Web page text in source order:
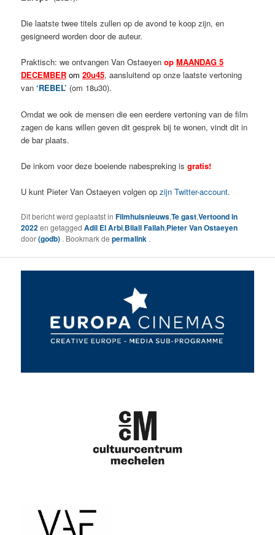
Die laatste twee titels zullen op de avond te koop zijn, en
gesigneerd worden door de auteur.
Praktisch: we ontvangen Van OstaeyenopMAANDAG 5
DECEMBER om 20u45, aansluitend op onze laatste vertoning
van‘REBEL’ (om 18u30).
Omdat we ook de mensen die een eerdere vertoning van de film
zagen de kans willen geven dit gesprek bij te wonen, vindt dit in
de bar plaats.
De inkom voor deze boeiende nabespreking isgratis!
U kunt Pieter Van Ostaeyen volgen opzijn Twitter-account.
Dit bericht werd geplaatst inFilmhuisnieuws,Te gast,Vertoond in
2022en getaggedAdil El Arbi,Bilall Fallah,Pieter Van Ostaeyen
door(godb) . Bookmark depermalink .